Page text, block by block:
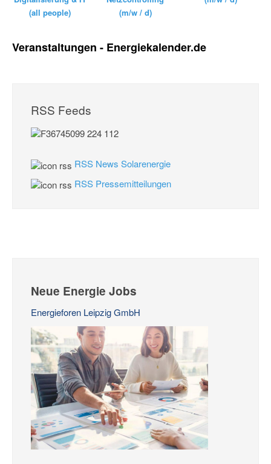
(all people)
(m/w / d)
Veranstaltungen - Energiekalender.de
RSS Feeds
RSS News Solarenergie
RSS Pressemitteilungen
Neue Energie Jobs
Energieforen Leipzig GmbH